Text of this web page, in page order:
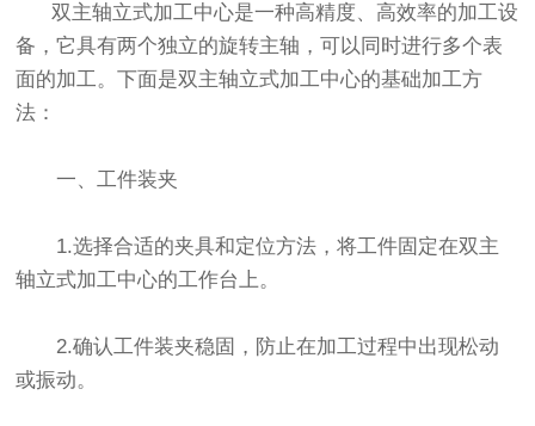
双主轴立式加工中心是一种高精度、高效率的加工设
备，它具有两个独立的旋转主轴，可以同时进行多个表
面的加工。下面是双主轴立式加工中心的基础加工方
法：
一、工件装夹
1.选择合适的夹具和定位方法，将工件固定在双主
轴立式加工中心的工作台上。
2.确认工件装夹稳固，防止在加工过程中出现松动
或振动。